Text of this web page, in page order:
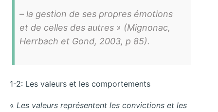
– la gestion de ses propres émotions
et de celles des autres » (Mignonac,
Herrbach et Gond, 2003, p 85).
1-2: Les valeurs et les comportements
« Les valeurs représentent les convictions et les